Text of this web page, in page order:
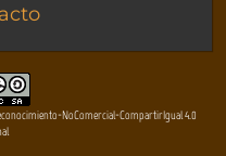
NoComercial-CompartirIgual 4.0